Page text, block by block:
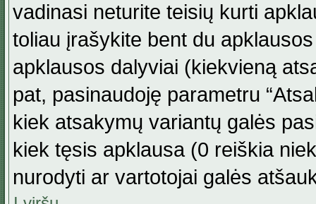
vadinasi neturite teisių kurti
toliau įrašykite bent du
apklausos dalyviai (kiekvieną
pat, pasinaudoję parametru
kiek atsakymų variantų galės
kiek tęsis apklausa (0 reiškia
nurodyti ar vartotojai galės